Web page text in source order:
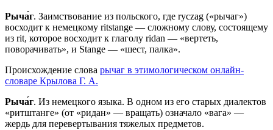
Рыча́г. Заимствование из польского, где ryczag («рычаг»)
восходит к немецкому ritstange — сложному слову, состоящему
из rit, которое восходит к глаголу ridan — «вертеть,
поворачивать», и Stange — «шест, палка».
Происхождение слова рычаг в этимологическом онлайн-
словаре Крылова Г. А.
Рыча́г. Из немецкого языка. В одном из его старых диалектов
«ритштанге» (от «ридан» — вращать) означало «вага» —
жердь для перевертывания тяжелых предметов.